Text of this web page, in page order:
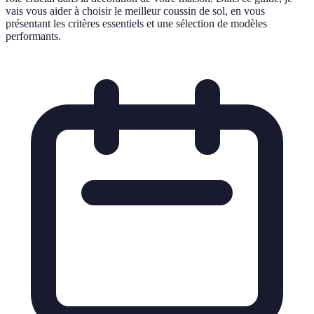
vais vous aider à choisir le meilleur coussin de sol, en vous
présentant les critères essentiels et une sélection de modèles
performants.